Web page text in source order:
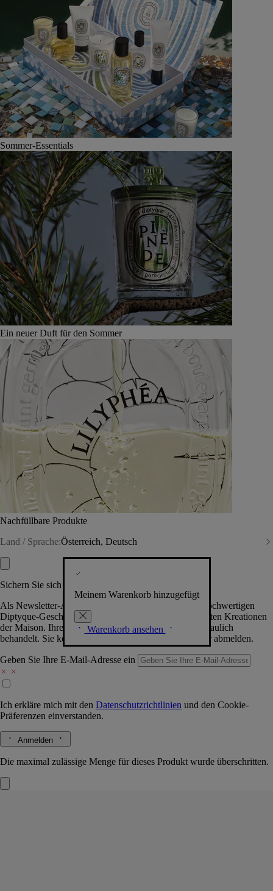
Sommer-Essentials
Ein neuer Duft für den Sommer
Nachfüllbare Produkte
Land / Sprache:Österreich, Deutsch
Meinem Warenkorb hinzugefügt
Warenkorb ansehen
Sichern Sie sich exklusive Vorteile
Als Newsletter-Abonnent.in erhalten Sie Zugang zu hochwertigen
Diptyque-Geschenken, Events & News über die neuesten Kreationen
der Maison. Ihre Daten werden selbstverständlich vertraulich
behandelt. Sie können sich jederzeit problemlos wieder abmelden.
Geben Sie Ihre E-Mail-Adresse ein
Ich erkläre mich mit den Datenschutzrichtlinien und den Cookie-
Präferenzen einverstanden.
Anmelden
Die maximal zulässige Menge für dieses Produkt wurde überschritten.